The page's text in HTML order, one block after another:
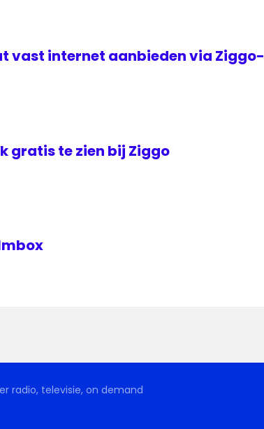
vast internet aanbieden via Ziggo-
gratis te zien bij Ziggo
radio, televisie, on demand